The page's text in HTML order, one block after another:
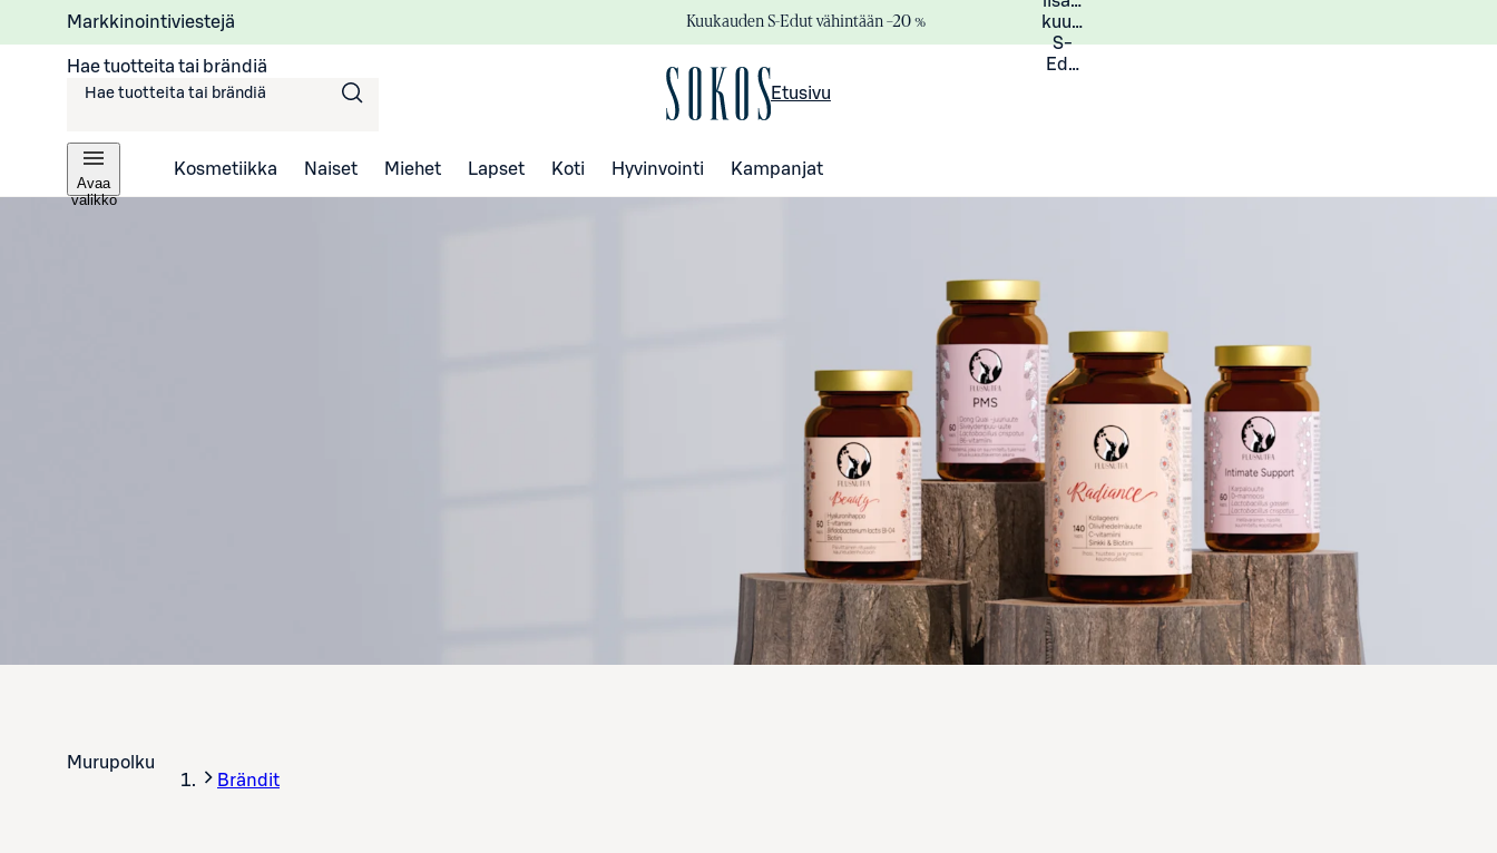
Markkinointiviestejä Kuukauden S-Edut vähintään –20 %
kuukauden
S-
Eduista
Hae tuotteita tai brändiä
Etusivu
Avaa
valikko
Kosmetiikka Naiset Miehet Lapset Koti Hyvinvointi Kampanjat
Murupolku
Brändit